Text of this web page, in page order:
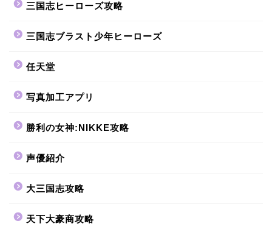
三国志ヒーローズ攻略
三国志ブラスト少年ヒーローズ
任天堂
写真加工アプリ
勝利の女神:NIKKE攻略
声優紹介
大三国志攻略
天下大豪商攻略